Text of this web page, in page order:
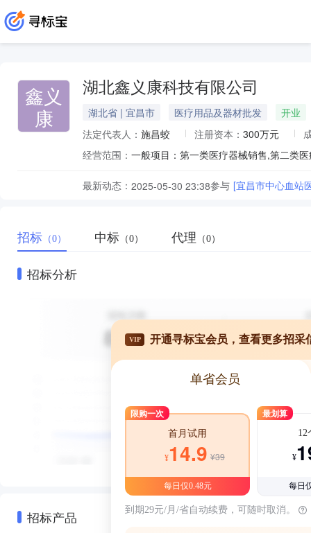
鑫义
康
湖北鑫义康科技有限公司
湖北省 | 宜昌市 医疗用品及器材批发
开业
法定代表人： 施昌蛟 注册资本： 300万元
经营范围：
最新动态： 2025-05-30 23:38参与 [宜昌市中心血站
招标 （0） 中标 （0） 代理 （0）
招标分析
招标产品
VIP 开通寻标宝会员，查看更多招采
单省会员
限购一次
首月试用
¥14.9 ¥39
每日仅0.48元
最划算
12
¥
每日
到期29元/月/省自动续费，可随时取消。